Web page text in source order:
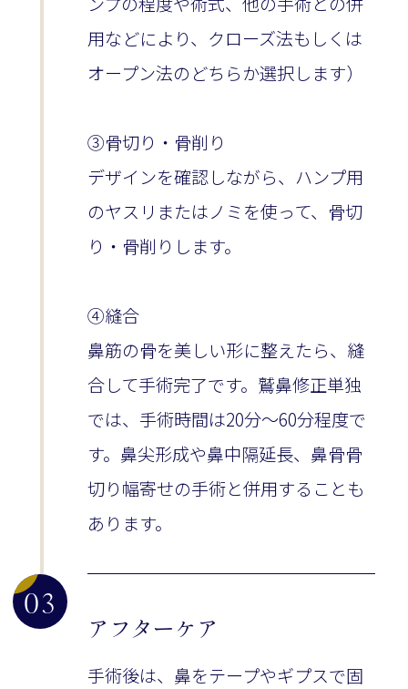
用などにより、クローズ法もしくは
オープン法のどちらか選択します）
③骨切り・骨削り
デザインを確認しながら、ハンプ用
のヤスリまたはノミを使って、骨切
り・骨削りします。
④縫合
鼻筋の骨を美しい形に整えたら、縫
合して手術完了です。鷲鼻修正単独
では、手術時間は20分〜60分程度で
す。鼻尖形成や鼻中隔延長、鼻骨骨
切り幅寄せの手術と併用することも
あります。
03
アフターケア
手術後は、鼻をテープやギプスで固